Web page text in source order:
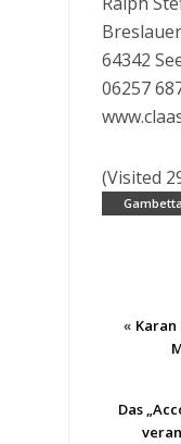
64342
06257
(Visited
Gambetta
«
Das